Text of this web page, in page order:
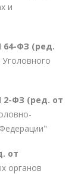
и
64-ФЗ (ред.
2-ФЗ (ред. от
от
органов